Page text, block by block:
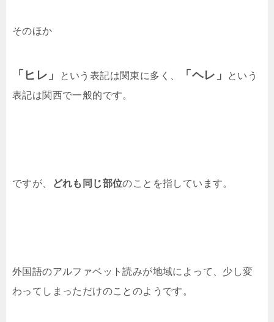
そのほか
「ヒレ」 という表記は関東に多く、 「ヘレ」
という
表記は関西で一般的です。
ですが、 どれも同じ部位のことを指しています。
外国語のアルファベット読みが地域によって、少し変
わってしまっただけのことのようです。